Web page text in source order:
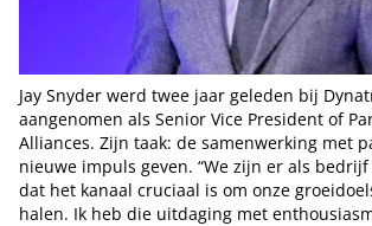
Jay Snyder werd twee jaar geleden bij
aangenomen als Senior Vice President of
Alliances. Zijn taak: de samenwerking met
nieuwe impuls geven. “We zijn er als
dat het kanaal cruciaal is om onze
halen. Ik heb die uitdaging met